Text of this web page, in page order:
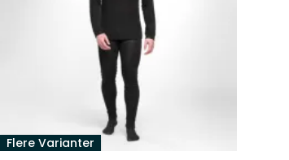
Flere Varianter